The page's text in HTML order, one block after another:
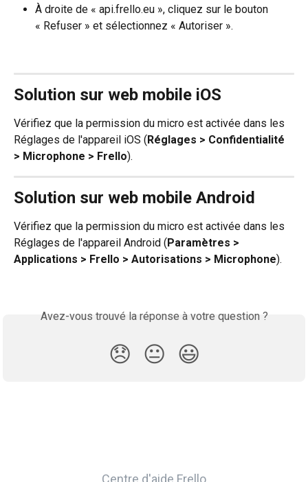
À droite de « api.frello.eu », cliquez sur le bouton
« Refuser » et sélectionnez « Autoriser ».
Solution sur web mobile iOS
Vérifiez que la permission du micro est activée dans les
Réglages de l'appareil iOS ( Réglages > Confidentialité
> Microphone > Frello).
Solution sur web mobile Android
Vérifiez que la permission du micro est activée dans les
Réglages de l'appareil Android ( Paramètres >
Applications > Frello > Autorisations > Microphone).
Avez-vous trouvé la réponse à votre question ?
😞 😐 😃
Centre d'aide Frello